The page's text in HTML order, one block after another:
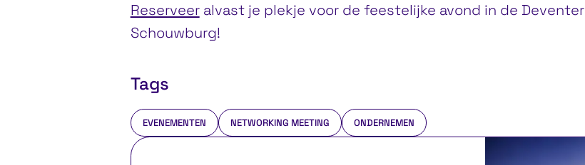
Reserveeralvast je plekje voor de feestelijke avond in de Deventer
Schouwburg!
Tags
EVENEMENTEN NETWORKING MEETING ONDERNEMEN